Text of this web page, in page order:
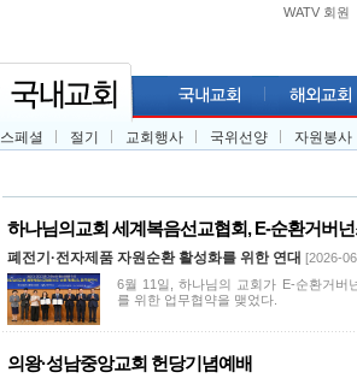
WATV 회원
스페셜 절기 교회행사 국위선양 자원봉사
하나님의교회 세계복음선교협회, E-순환거버넌
폐전기·전자제품 자원순환 활성화를 위한 연대 [2026-
6월 11일, 하나님의 교회가 E-순환거버
를 위한 업무협약을 맺었다.
의왕·성남중앙교회 헌당기념예배